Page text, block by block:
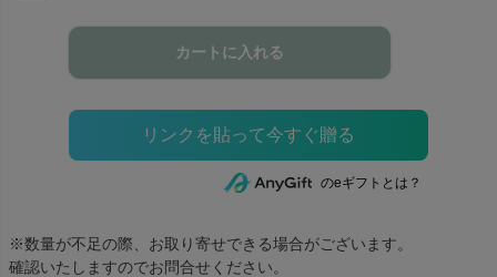
カートに入れる
のeギフトとは？
※数量が不足の際、お取り寄せできる場合がございます。
確認いたしますのでお問合せください。